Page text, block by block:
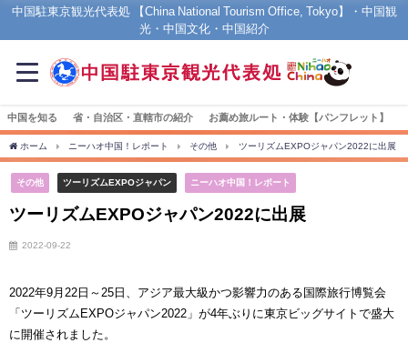
中国駐東京観光代表処 【China National Tourism Office, Tokyo】・中国観
光・中国文化・中国紹介
中国を知る 省・自治区・直轄市の紹介 お薦め旅ルート・体験【パンフレット】
ホーム ニーハオ中国！レポート その他 ツーリズムEXPOジャパン2022に出展
その他 ツーリズムEXPOジャパン ニーハオ中国！レポート
ツーリズムEXPOジャパン2022に出展
2022-09-22
2022年9月22日～25日、アジア最大級かつ影響力のある国際旅行博覧会
「ツーリズムEXPOジャパン2022」が4年ぶりに東京ビッグサイトで盛大
に開催されました。